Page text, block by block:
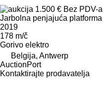
1.500 € Bez PDV-a
Jarbolna penjajuća platforma
2019
178 m/č
Gorivo elektro
Belgija, Antwerp
AuctionPort
Kontaktirajte prodavatelja